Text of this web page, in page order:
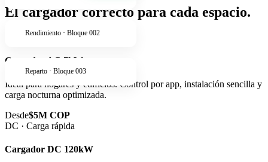
Rendimiento · Bloque 002
Reparto · Bloque 003
El cargador correcto para cada espacio.
AC · Residencial
Cargador AC 7kW
Ideal para hogares y edificios. Control por app, instalación sencilla y
carga nocturna optimizada.
Desde$5M COP
DC · Carga rápida
Cargador DC 120kW